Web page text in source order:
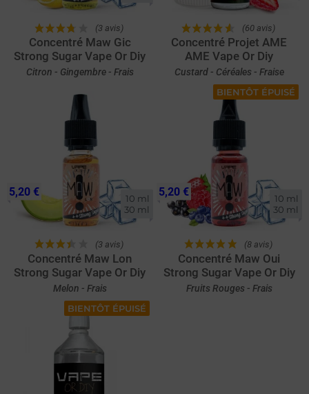
(3 avis)
Concentré Maw Gic
Strong Sugar Vape Or Diy
Citron - Gingembre - Frais
(60 avis)
Concentré Projet AME
AME Vape Or Diy
Custard - Céréales - Fraise
10 ml
30 ml
(3 avis)
Concentré Maw Lon
Strong Sugar Vape Or Diy
Melon - Frais
5,20 €
BIENTÔT ÉPUISÉ
10 ml
30 ml
(8 avis)
Concentré Maw Oui
Strong Sugar Vape Or Diy
Fruits Rouges - Frais
5,20 €
BIENTÔT ÉPUISÉ